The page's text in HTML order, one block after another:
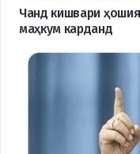
Чанд кишвари
маҳкум карданд